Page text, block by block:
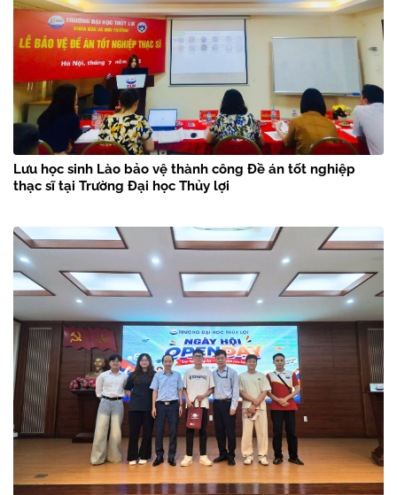
Lưu học sinh Lào bảo vệ thành công Đề án tốt nghiệp
thạc sĩ tại Trường Đại học Thủy lợi